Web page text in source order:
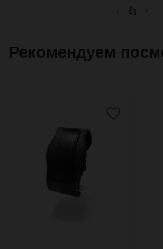
← →
Рекомендуем